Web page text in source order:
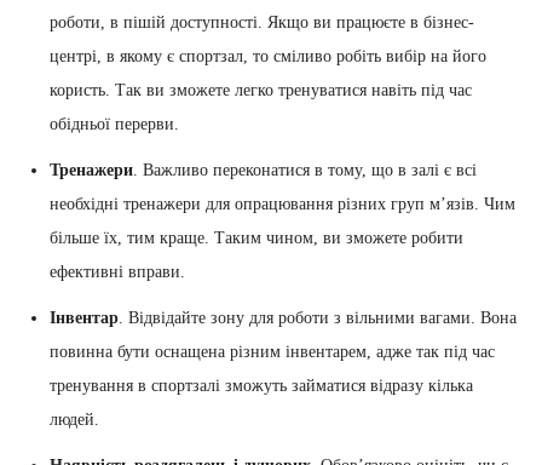
роботи, в пішій доступності. Якщо ви працюєте в бізнес-
центрі, в якому є спортзал, то сміливо робіть вибір на його
користь. Так ви зможете легко тренуватися навіть під час
обідньої перерви.
Тренажери. Важливо переконатися в тому, що в залі є всі
необхідні тренажери для опрацювання різних груп м’язів. Чим
більше їх, тим краще. Таким чином, ви зможете робити
ефективні вправи.
Інвентар. Відвідайте зону для роботи з вільними вагами. Вона
повинна бути оснащена різним інвентарем, адже так під час
тренування в спортзалі зможуть займатися відразу кілька
людей.